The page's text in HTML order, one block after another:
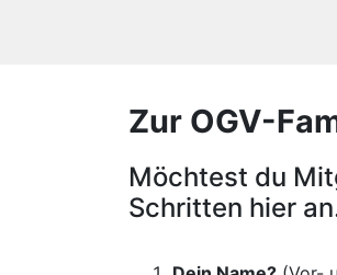
Zur OGV-
Möchtest du
Schritten hier